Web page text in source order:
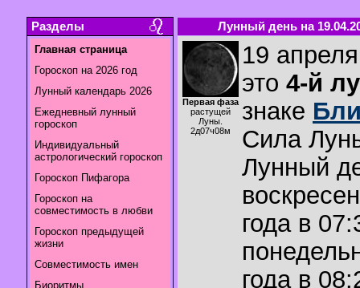
Разделы
Главная страница
Гороскоп на 2026 год
Лунный календарь 2026
Ежедневный лунный
гороскоп
Индивидуальный
астрологический гороскоп
Гороскоп Пифагора
Гороскоп на
совместимость в любви
Гороскоп предыдущей
жизни
Совместимость имен
Биоритмы
Лунный день на
Первая фаза
растущей
Луны.
2д07ч08м
19
это 4-й
знаке
Сила
Лунный
года в
года в